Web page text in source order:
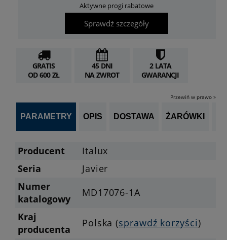
Aktywne progi rabatowe
Sprawdź szczegóły
GRATIS
OD 600 ZŁ
45 DNI
NA ZWROT
2 LATA
GWARANCJI
Przewiń w prawo »
PARAMETRY OPIS DOSTAWA ŻARÓWKI
Producent
Italux
Seria
Javier
Numer
katalogowy
MD17076-1A
Kraj
producenta
Polska (sprawdź korzyści)